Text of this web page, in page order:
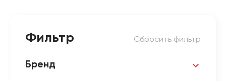
Фильтр Сбросить фильтр
Бренд